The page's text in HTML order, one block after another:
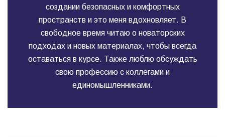
создании безопасных и комфортных
пространств и это меня вдохновляет. В
свободное время читаю о новаторских
подходах и новых материалах, чтобы всегда
оставаться в курсе. Также люблю обсуждать
свою профессию с коллегами и
единомышленниками.